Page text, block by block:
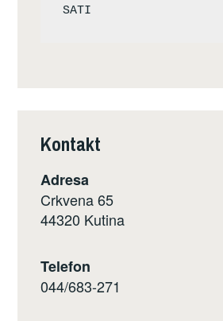
Kontakt
Adresa
Crkvena 65
44320 Kutina
Telefon
044/683-271